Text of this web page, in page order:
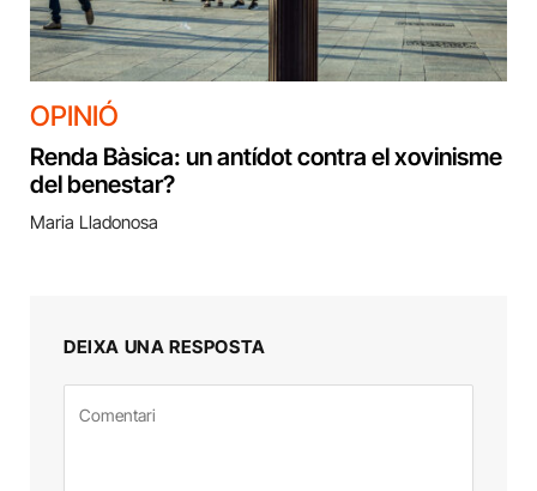
OPINIÓ
Renda Bàsica: un antídot contra el xovinisme
del benestar?
Maria Lladonosa
DEIXA UNA RESPOSTA